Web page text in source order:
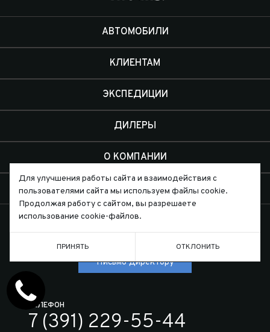
АВТОМОБИЛИ
КЛИЕНТАМ
ЭКСПЕДИЦИИ
ДИЛЕРЫ
О КОМПАНИИ
КОНТАКТЫ
Письмо директору
ТЕЛЕФОН
7 (391) 229-55-44
Для улучшения работы сайта и взаимодействия с
пользователями сайта мы используем файлы cookie.
Продолжая работу с сайтом, вы разрешаете
использование cookie-файлов.
ПРИНЯТЬ ОТКЛОНИТЬ